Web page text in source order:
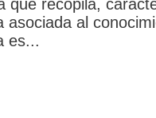
que recopila,
asociada al
es...